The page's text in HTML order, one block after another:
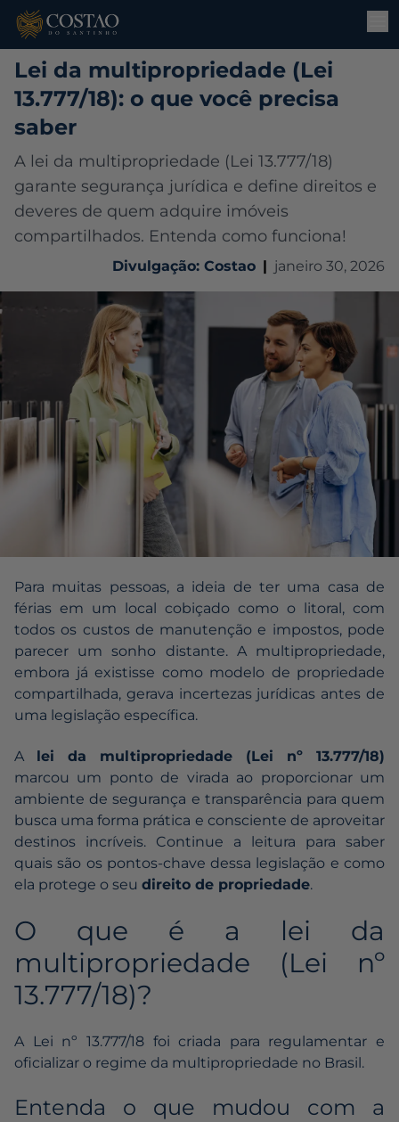
Lei da multipropriedade (Lei
13.777/18): o que você precisa
saber
A lei da multipropriedade (Lei 13.777/18)
garante segurança jurídica e define direitos e
deveres de quem adquire imóveis
compartilhados. Entenda como funciona!
Divulgação: Costao | janeiro 30, 2026
Para muitas pessoas, a ideia de ter uma casa de
férias em um local cobiçado como o litoral, com
todos os custos de manutenção e impostos, pode
parecer um sonho distante. A multipropriedade,
embora já existisse como modelo de propriedade
compartilhada, gerava incertezas jurídicas antes de
uma legislação específica.
A lei da multipropriedade (Lei nº 13.777/18)
marcou um ponto de virada ao proporcionar um
ambiente de segurança e transparência para quem
busca uma forma prática e consciente de aproveitar
destinos incríveis. Continue a leitura para saber
quais são os pontos-chave dessa legislação e como
ela protege o seu direito de propriedade.
O que é a lei da
multipropriedade (Lei nº
13.777/18)?
A Lei nº 13.777/18 foi criada para regulamentar e
oficializar o regime da multipropriedade no Brasil.
Entenda o que mudou com a